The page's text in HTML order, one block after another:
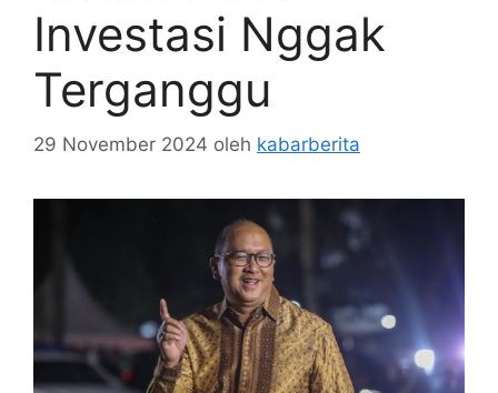
Investasi Nggak
Terganggu
29 November 2024 oleh kabarberita